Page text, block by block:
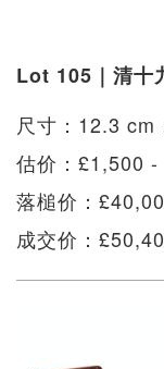
Lot 105｜清十
尺寸：12.3 cm
估价：£1,500
落槌价：
成交价：